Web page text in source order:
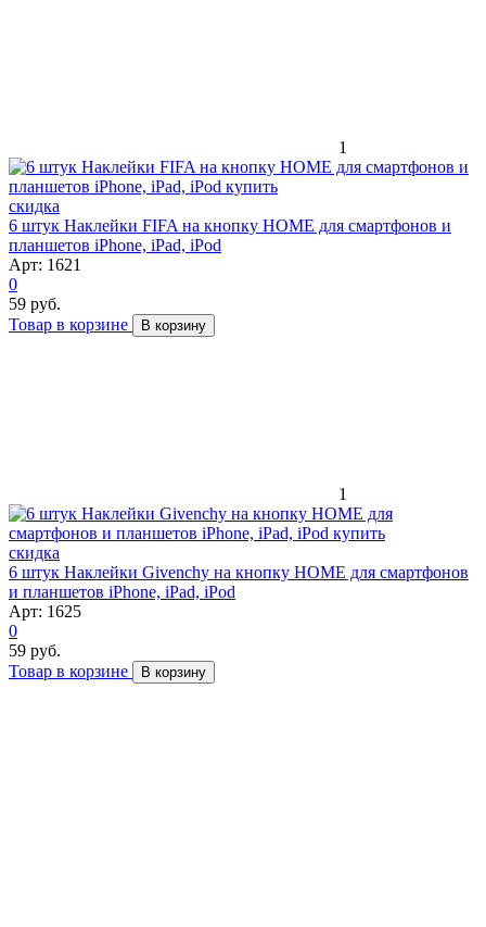
1
скидка
6 штук Наклейки FIFA на кнопку HOME для смартфонов и
планшетов iPhone, iPad, iPod
Арт: 1621
0
59 руб.
Товар в корзине
В корзину
1
скидка
6 штук Наклейки Givenchy на кнопку HOME для смартфонов
и планшетов iPhone, iPad, iPod
Арт: 1625
0
59 руб.
Товар в корзине
В корзину